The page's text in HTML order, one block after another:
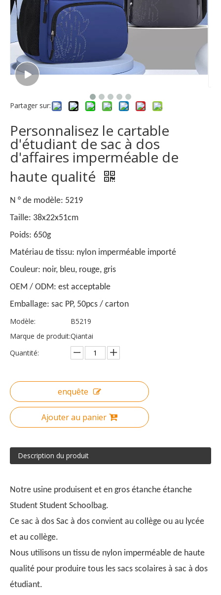
Partager sur:
Personnalisez le cartable
d'étudiant de sac à dos
d'affaires imperméable de
haute qualité
N ° de modèle: 5219
Taille: 38x22x51cm
Poids: 650g
Matériau de tissu: nylon imperméable importé
Couleur: noir, bleu, rouge, gris
OEM / ODM: est acceptable
Emballage: sac PP, 50pcs / carton
Modèle:
B5219
Marque de produit:Qiantai
Quantité:
enquête
Ajouter au panier
Description du produit
Notre usine produisent et en gros étanche étanche
Student Student Schoolbag.
Ce sac à dos Sac à dos convient au collège ou au lycée
et au collège.
Nous utilisons un tissu de nylon imperméable de haute
qualité pour produire tous les sacs scolaires à sac à dos
étudiant.